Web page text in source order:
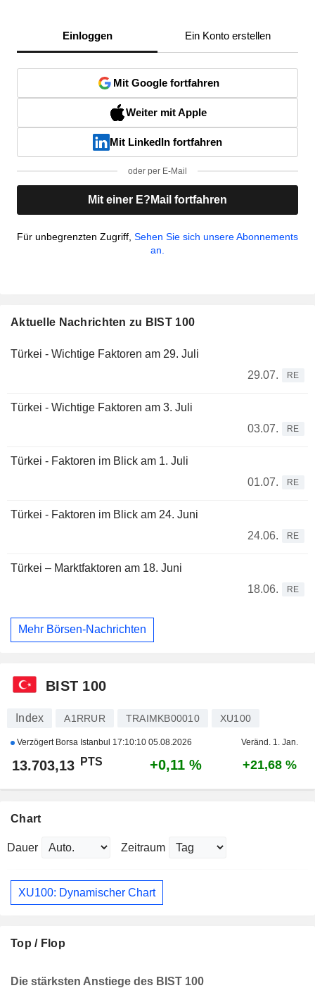
Einloggen Ein Konto erstellen
Mit Google fortfahren
Weiter mit Apple
Mit LinkedIn fortfahren
oder per E-Mail
Mit einer E?Mail fortfahren
Für unbegrenzten Zugriff, Sehen Sie sich unsere Abonnements
an.
Aktuelle Nachrichten zu BIST 100
Türkei - Wichtige Faktoren am 29. Juli
29.07.
RE
Türkei - Wichtige Faktoren am 3. Juli
03.07.
RE
Türkei - Faktoren im Blick am 1. Juli
01.07.
RE
Türkei - Faktoren im Blick am 24. Juni
24.06.
RE
Türkei – Marktfaktoren am 18. Juni
18.06.
RE
Mehr Börsen-Nachrichten
BIST 100
Index A1RRUR TRAIMKB00010 XU100
Verzögert Borsa Istanbul 17:10:10 05.08.2026 Veränd. 1. Jan.
13.703,13 PTS +0,11 % +21,68 %
Chart
Dauer Zeitraum
XU100: Dynamischer Chart
Top / Flop
Die stärksten Anstiege des BIST 100